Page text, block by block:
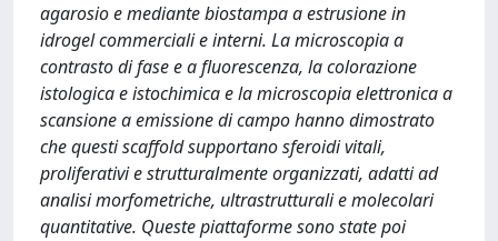
agarosio e mediante biostampa a estrusione in
idrogel commerciali e interni. La microscopia a
contrasto di fase e a fluorescenza, la colorazione
istologica e istochimica e la microscopia elettronica a
scansione a emissione di campo hanno dimostrato
che questi scaffold supportano sferoidi vitali,
proliferativi e strutturalmente organizzati, adatti ad
analisi morfometriche, ultrastrutturali e molecolari
quantitative. Queste piattaforme sono state poi